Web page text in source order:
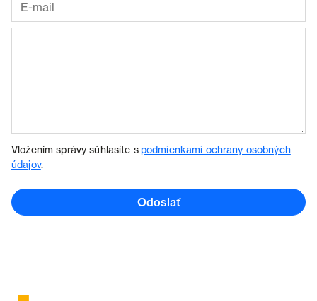
Vložením správy súhlasíte spodmienkami ochrany osobných
údajov.
Odoslať